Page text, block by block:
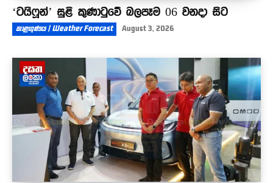
‘ටයිෆූන්’ සුළි කුණාටුවේ බලපෑම 06 වනදා සිට
කාළගුණය | Weather Forecast August 3, 2026